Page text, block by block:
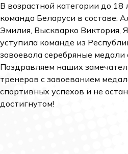
В возрастной категории до 18
команда Беларуси в составе:
Эмилия, Выскварко Виктория,
уступила команде из
завоевала серебряные медали
Поздравляем наших
тренеров с завоеванием
спортивных успехов и не
достигнутом!